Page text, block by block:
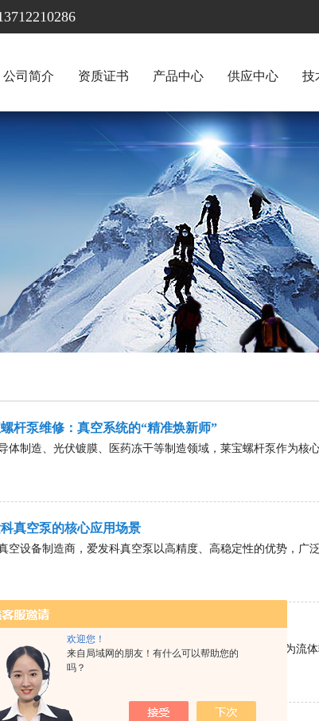
欢迎您！
来自局域网的朋友！有什么可以帮助您的
吗？
公司简介 资质证书 产品中心 供应中心 技
杆泵维修：真空系统的“精准焕新师”
体制造、光伏镀膜、医药冻干等制造领域，莱宝螺杆泵作为核
真空泵的核心应用场景
空设备制造商，爱发科真空泵以高精度、高稳定性的优势，广
隔膜泵维修技巧全解析
隔膜泵在众多工业及民用场景中广泛应用，其稳定的性能为流